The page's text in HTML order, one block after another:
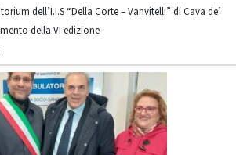
dell’I.I.S “Della Corte – Vanvitelli” di Cava de’
della VI edizione